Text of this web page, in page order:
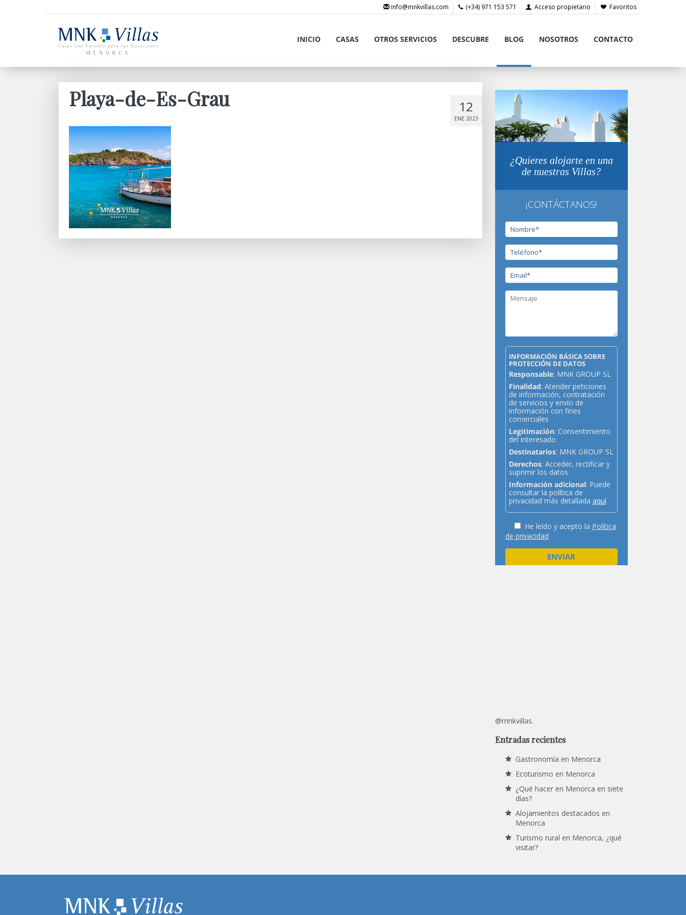
Favoritos
Acceso propietario
(+34) 971 153 571
info@mnkvillas.com
INICIO CASAS OTROS SERVICIOS DESCUBRE BLOG NOSOTROS CONTACTO
12
ENE 2023
Playa-de-Es-Grau
¿Quieres alojarte en una
de nuestras Villas?
¡CONTÁCTANOS!
INFORMACIÓN BÁSICA SOBRE
PROTECCIÓN DE DATOS
Responsable: MNK GROUP SL
Finalidad: Atender peticiones
de información, contratación
de servicios y envío de
información con fines
comerciales
Legitimación: Consentimiento
del interesado
Destinatarios: MNK GROUP SL
Derechos: Acceder, rectificar y
suprimir los datos
Información adicional: Puede
consultar la política de
privacidad más detallada aquí
He leído y acepto la Política
de privacidad
@mnkvillas.
Entradas recientes
Gastronomía en Menorca
Ecoturismo en Menorca
¿Qué hacer en Menorca en siete
días?
Alojamientos destacados en
Menorca
Turismo rural en Menorca, ¿qué
visitar?